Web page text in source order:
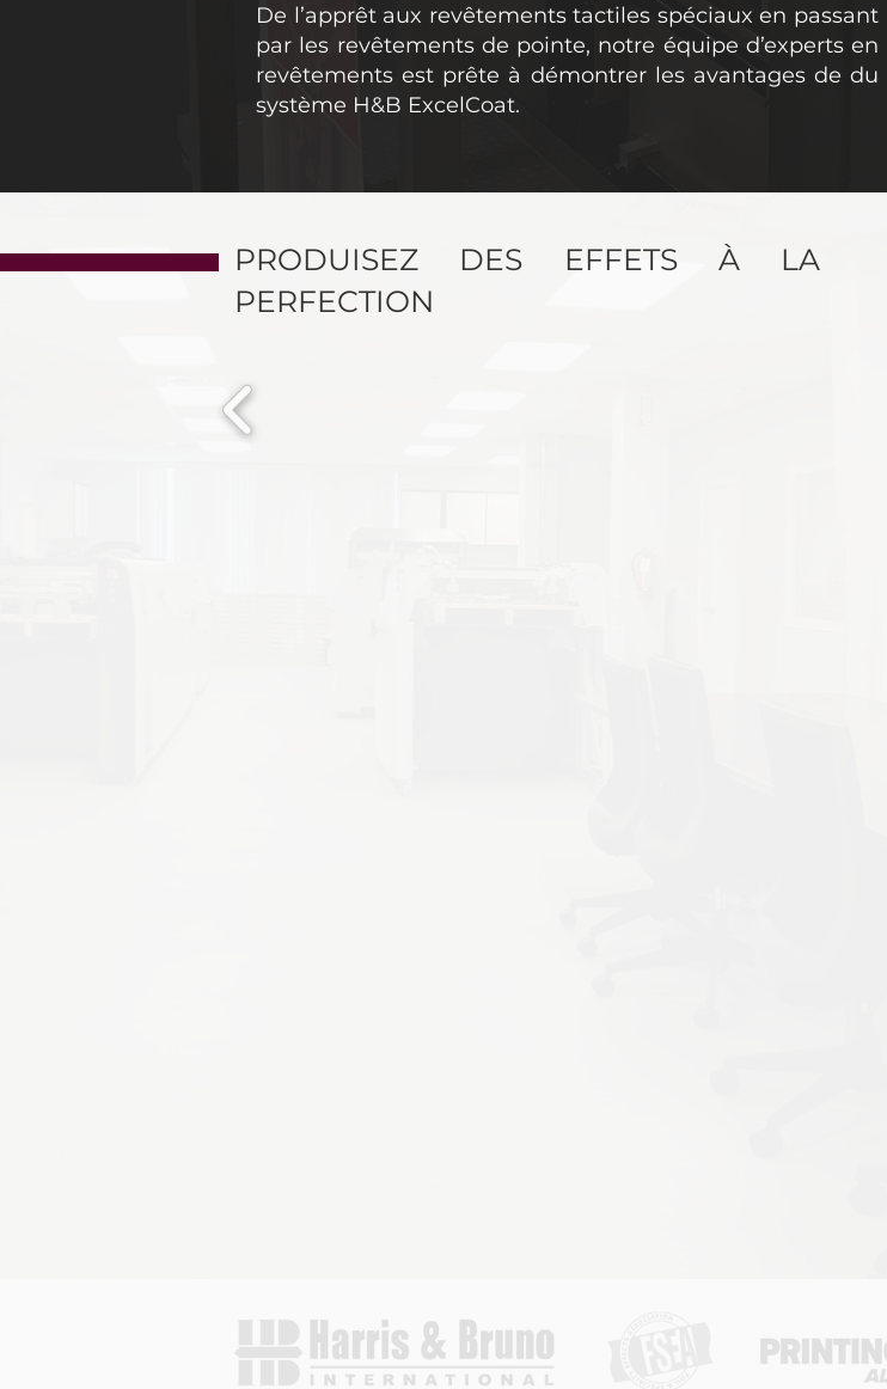
De l’apprêt aux revêtements tactiles spéciaux en passant
par les revêtements de pointe, notre équipe d’experts en
revêtements est prête à démontrer les avantages de du
système H&B ExcelCoat.
PRODUISEZ DES EFFETS À LA
PERFECTION